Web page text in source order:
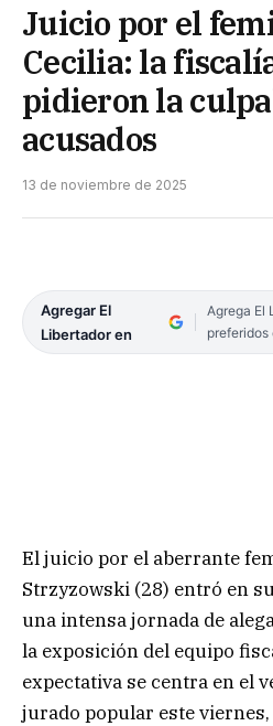
Juicio por el
Cecilia: la
pidieron la
acusados
13 de noviembre de 2025
Agregar El
Libertador en
Agrega El
preferidos
El juicio por el aberrante
Strzyzowski (28) entró en
una intensa jornada de
la exposición del equipo
expectativa se centra en el
jurado popular este